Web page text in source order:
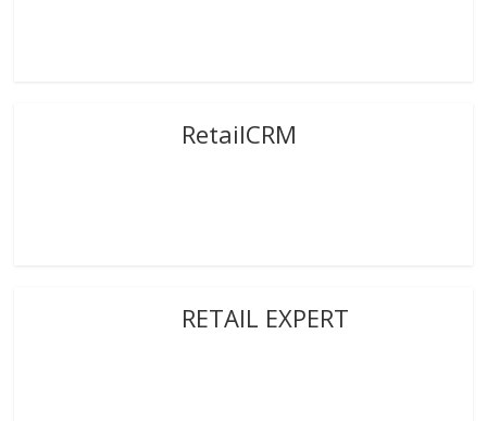
RetailCRM
RETAIL EXPERT